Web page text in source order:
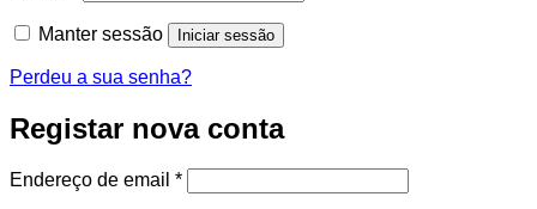
Manter sessão Iniciar sessão
Perdeu a sua senha?
Registar nova conta
Endereço de email *Obrigatório